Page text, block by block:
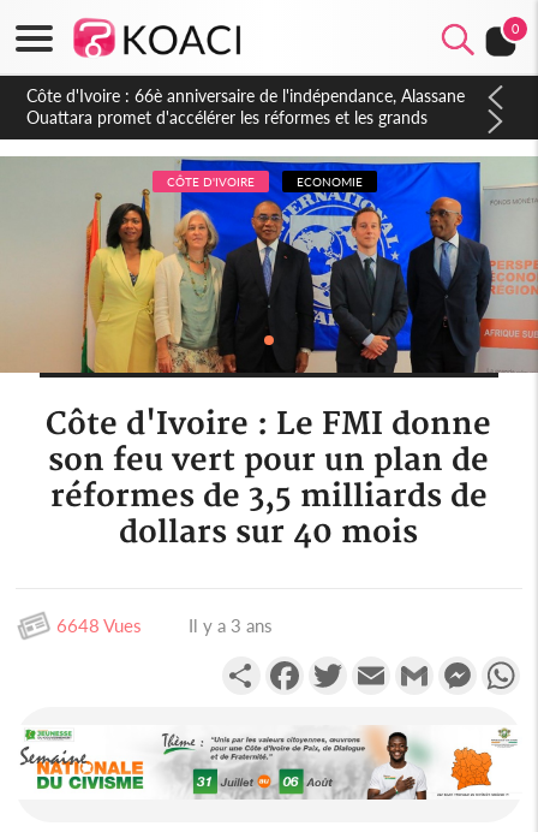
0
Côte d'Ivoire : À Abidjan, Amadou Oury Bah admire le modèle
ivoirien et veut s'en inspirer pour accélérer le développement
de la Guinée
CÔTE D'IVOIRE ECONOMIE
Côte d'Ivoire : Le FMI donne
son feu vert pour un plan de
réformes de 3,5 milliards de
dollars sur 40 mois
6648 Vues Il y a 3 ans
PartagerFacebookTwitterEmail Gmail